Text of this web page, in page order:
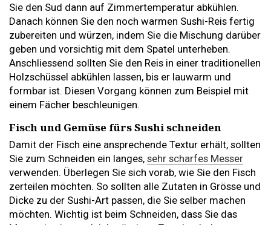
Sie den Sud dann auf Zimmertemperatur abkühlen.
Danach können Sie den noch warmen Sushi-Reis fertig
zubereiten und würzen, indem Sie die Mischung darüber
geben und vorsichtig mit dem Spatel unterheben.
Anschliessend sollten Sie den Reis in einer traditionellen
Holzschüssel abkühlen lassen, bis er lauwarm und
formbar ist. Diesen Vorgang können zum Beispiel mit
einem Fächer beschleunigen.
Fisch und Gemüse fürs Sushi schneiden
Damit der Fisch eine ansprechende Textur erhält, sollten
Sie zum Schneiden ein langes, sehr scharfes Messer
verwenden. Überlegen Sie sich vorab, wie Sie den Fisch
zerteilen möchten. So sollten alle Zutaten in Grösse und
Dicke zu der Sushi-Art passen, die Sie selber machen
möchten. Wichtig ist beim Schneiden, dass Sie das